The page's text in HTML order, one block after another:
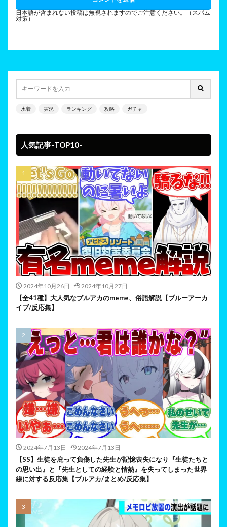
日本語が含まれない投稿は無視されますのでご注意ください。（スパム
対策）
水着 実況 ランキング 攻略 ガチャ
人気記事-TOP10-
2024年10月26日 2024年10月27日
【全41種】大人気なブルアカのmeme、俗語解説【ブルーアーカ
イブ/反応集】
2024年7月13日 2024年7月13日
【SS】生徒を庇って負傷した先生が記憶喪失になり『生徒たちと
の思い出』と『先生としての経験と情熱』を失ってしまった世界
線に対する反応集【ブルアカ/まとめ/反応集】